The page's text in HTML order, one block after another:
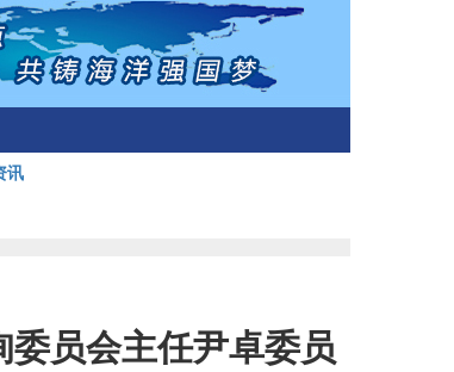
讯
员会主任尹卓委员